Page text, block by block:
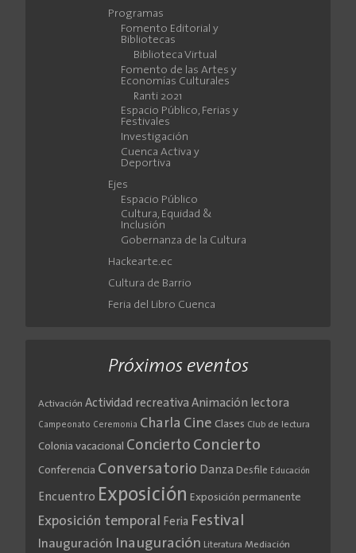
Programas
Fomento Editorial y
Bibliotecas
Biblioteca Virtual
Fomento de las Artes y
Economías Culturales
Ranti 2021
Espacio Público, Ferias y
Festivales
Investigación
Cuenca Activa y
Deportiva
Ejes
Espacio Público
Cultura, Equidad &
Inclusión
Gobernanza de la Cultura
Hackearte.ec
Cultura de Barrio
Feria del Libro Cuenca
Próximos eventos
Activación Actividad recreativa Animación lectora
Campeonato Ceremonia Charla Cine Clases Club de lectura
Colonia vacacional Concierto Concierto
Conferencia Conversatorio Danza Desfile Educación
Encuentro Exposición Exposición permanente
Exposición temporal Feria Festival
Inauguración Inauguración Literatura Mediación